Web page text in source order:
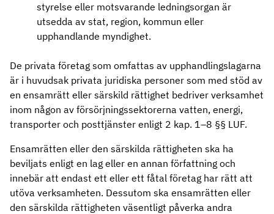
styrelse eller motsvarande ledningsorgan är
utsedda av stat, region, kommun eller
upphandlande myndighet.
De privata företag som omfattas av upphandlingslagarna
är i huvudsak privata juridiska personer som med stöd av
en ensamrätt eller särskild rättighet bedriver verksamhet
inom någon av försörjningssektorerna vatten, energi,
transporter och posttjänster enligt 2 kap. 1–8 §§ LUF.
Ensamrätten eller den särskilda rättigheten ska ha
beviljats enligt en lag eller en annan författning och
innebär att endast ett eller ett fåtal företag har rätt att
utöva verksamheten. Dessutom ska ensamrätten eller
den särskilda rättigheten väsentligt påverka andra